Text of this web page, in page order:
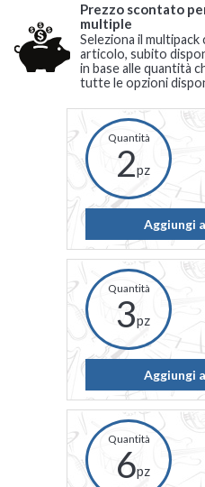
Prezzo scontato
multiple
Seleziona il
articolo, subito
in base alle quantità
tutte le opzioni
2pz
Aggiungi
3pz
Aggiungi
6pz